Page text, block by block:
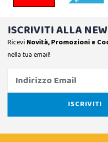
ISCRIVITI ALLA
Ricevi Novità, Promozioni e
nella tua email!